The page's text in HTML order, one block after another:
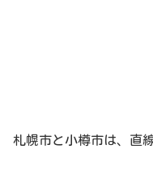
札幌市と小樽市は、直